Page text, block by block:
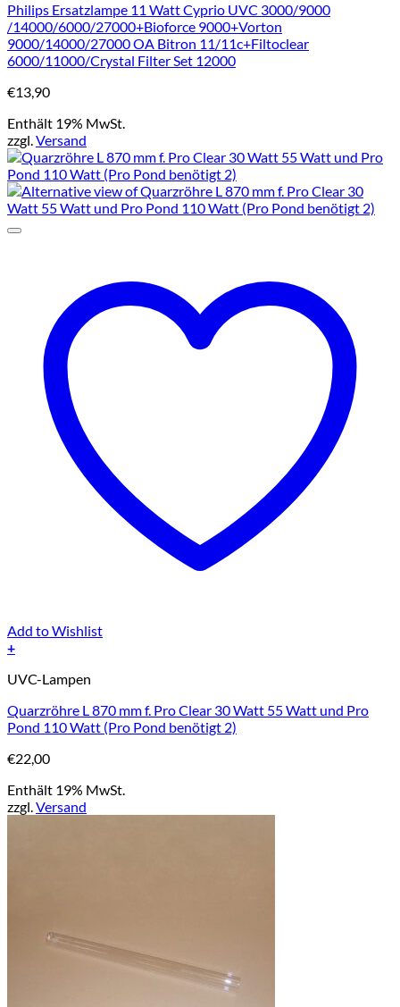
Philips Ersatzlampe 11 Watt Cyprio UVC 3000/9000
/14000/6000/27000+Bioforce 9000+Vorton
9000/14000/27000 OA Bitron 11/11c+Filtoclear
6000/11000/Crystal Filter Set 12000
€13,90
Enthält 19% MwSt.
zzgl.Versand
Add to Wishlist
+
UVC-Lampen
Quarzröhre L 870 mm f. Pro Clear 30 Watt 55 Watt und Pro
Pond 110 Watt (Pro Pond benötigt 2)
€22,00
Enthält 19% MwSt.
zzgl.Versand